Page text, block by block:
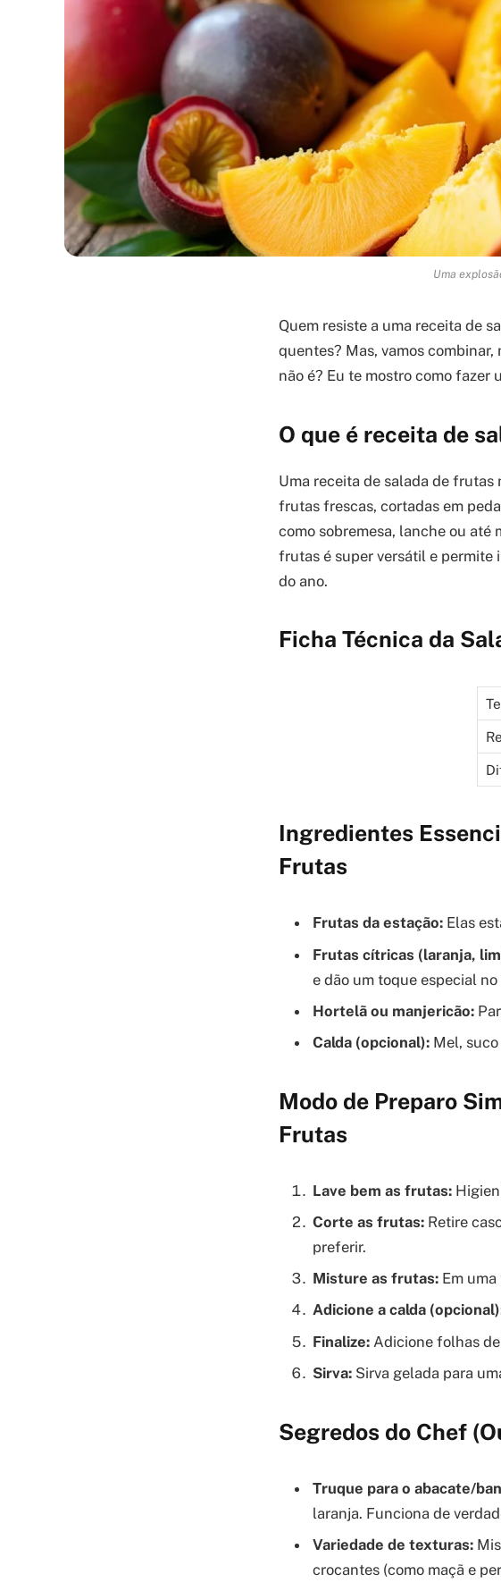
Uma
Quem resiste a uma receita de
quentes? Mas, vamos
não é? Eu te mostro como
O que é receita de
Uma receita de salada de
frutas frescas, cortadas em
como sobremesa, lanche ou até
frutas é super versátil e permite
do ano.
Ficha Técnica da
Ingredientes
Frutas
Frutas da estação: Elas
Frutas cítricas (laranja,
e dão um toque especial no
Hortelã ou manjericão:
Calda (opcional): Mel,
Modo de Preparo
Frutas
Lave bem as frutas:
Corte as frutas: Retire
preferir.
Misture as frutas: Em
Adicione a calda
Finalize: Adicione folhas
Sirva: Sirva gelada para
Segredos do Chef
Truque para o abacate/
laranja. Funciona de
Variedade de texturas:
crocantes (como maçã e